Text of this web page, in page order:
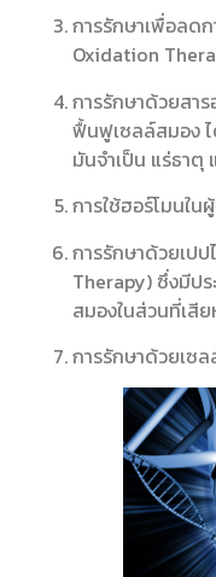
การรักษาเพื่อลดก
Oxidation
การรักษาด้วยสา
ฟื้นฟูเซลล์สมอง ไ
มันจำเป็น แร่ธาตุ
การใช้ฮอร์โมนใ
การรักษาด้วยเป
Therapy) ซึ่งมีปร
สมองในส่วนที่เสี
การรักษาด้วยเซ